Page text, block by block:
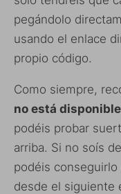
pegándolo
usando el enlace
propio código.
Como siempre,
no está
podéis probar
arriba. Si no soís
podéis
desde el siguiente